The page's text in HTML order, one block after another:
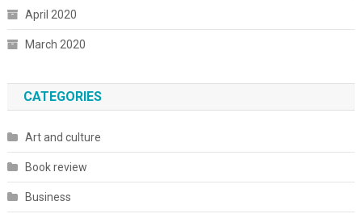
April 2020
March 2020
CATEGORIES
Art and culture
Book review
Business